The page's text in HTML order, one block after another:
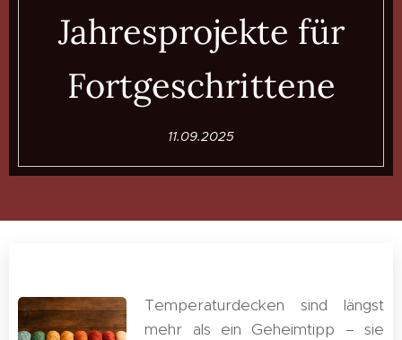
Jahresprojekte für
Fortgeschrittene
11.09.2025
Temperaturdecken sind längst
mehr als ein Geheimtipp – sie